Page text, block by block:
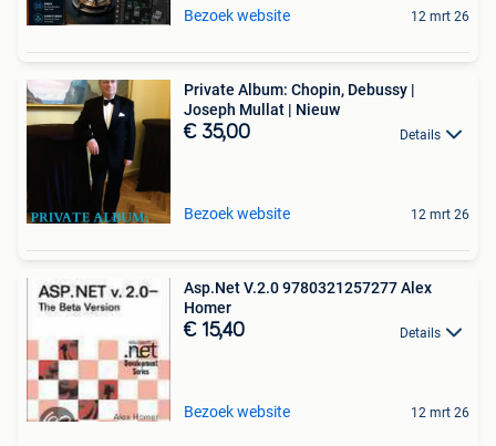
Bezoek website 12 mrt 26
Private Album: Chopin, Debussy |
Joseph Mullat | Nieuw
€ 35,00 Details
Bezoek website 12 mrt 26
Asp.Net V.2.0 9780321257277 Alex
Homer
€ 15,40 Details
Bezoek website 12 mrt 26